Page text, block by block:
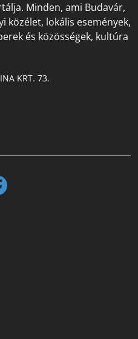
Minden, ami Budavár,
közélet, lokális események,
és közösségek, kultúra
KRT. 73.